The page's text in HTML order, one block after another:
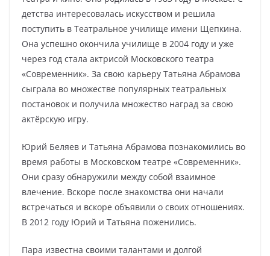
детства интересовалась искусством и решила
поступить в Театральное училище имени Щепкина.
Она успешно окончила училище в 2004 году и уже
через год стала актрисой Московского театра
«Современник». За свою карьеру Татьяна Абрамова
сыграла во множестве популярных театральных
постановок и получила множество наград за свою
актёрскую игру.
Юрий Беляев и Татьяна Абрамова познакомились во
время работы в Московском театре «Современник».
Они сразу обнаружили между собой взаимное
влечение. Вскоре после знакомства они начали
встречаться и вскоре объявили о своих отношениях.
В 2012 году Юрий и Татьяна поженились.
Пара известна своими талантами и долгой